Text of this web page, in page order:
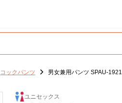
コックパンツ 男女兼用パンツ SPAU-1921
ユニセックス